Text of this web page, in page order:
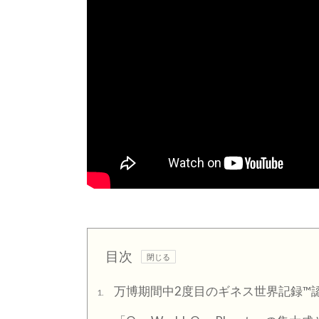
目次
1. 万博期間中2度目のギネス世界記録™